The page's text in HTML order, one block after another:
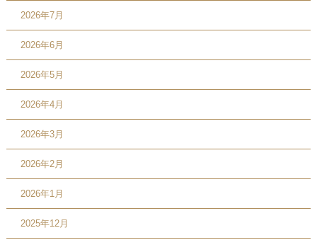
2026年7月
2026年6月
2026年5月
2026年4月
2026年3月
2026年2月
2026年1月
2025年12月